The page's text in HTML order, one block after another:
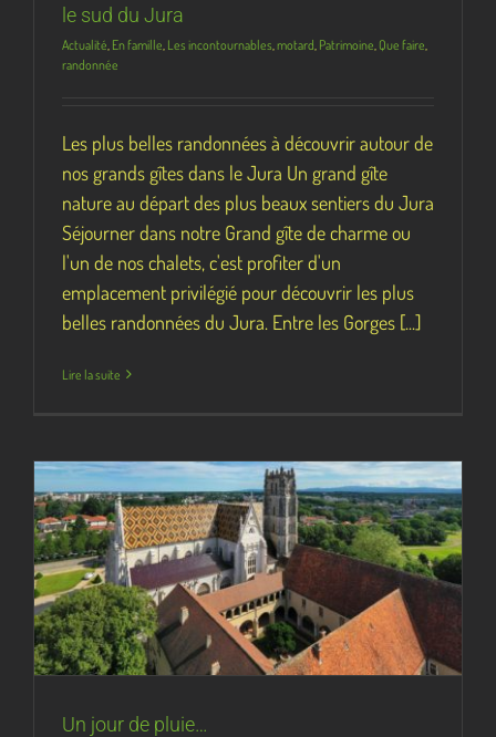
le sud du Jura
Actualité En famille Les incontournables motard Patrimoine Que faire
randonnée
Les plus belles randonnées à découvrir autour de
nos grands gîtes dans le Jura Un grand gîte
nature au départ des plus beaux sentiers du Jura
Séjourner dans notre Grand gîte de charme ou
l'un de nos chalets, c'est profiter d'un
emplacement privilégié pour découvrir les plus
belles randonnées du Jura. Entre les Gorges [...]
Lire la suite
Un jour de pluie…